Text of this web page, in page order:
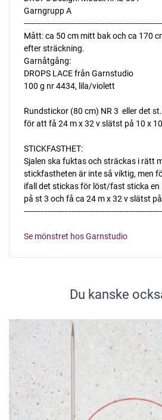
Garngrupp A
Mått: ca 50 cm mitt bak och ca 170
efter sträckning.
Garnåtgång:
DROPS LACE från Garnstudio
100 g nr 4434, lila/violett
Rundstickor (80 cm) NR 3  eller det
för att få 24 m x 32 v slätst på 10 x
STICKFASTHET:
Sjalen ska fuktas och sträckas i rätt
stickfastheten är inte så viktig, men
ifall det stickas för löst/fast sticka
på st 3 och få ca 24 m x 32 v slätst
----------------------------------------------------------
Se mönstret hos Garnstudio
Du kanske